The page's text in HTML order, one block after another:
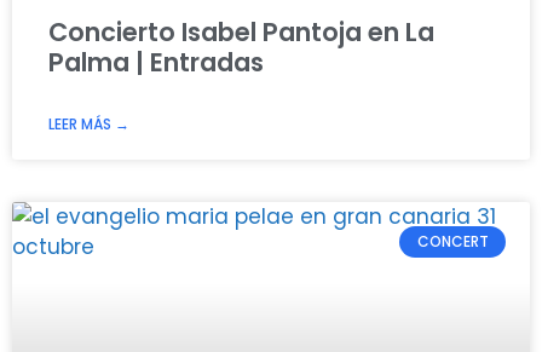
Concierto Isabel Pantoja en La
Palma | Entradas
LEER MÁS →
CONCERT